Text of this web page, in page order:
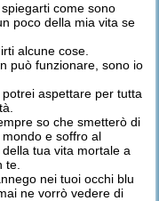
come sono
poco della mia vita se
alcune cose.
può funzionare, sono io
aspettare per tutta
so che smetterò di
e soffro al
tua vita mortale a
te.
nei tuoi occhi blu
ne vorrò vedere di